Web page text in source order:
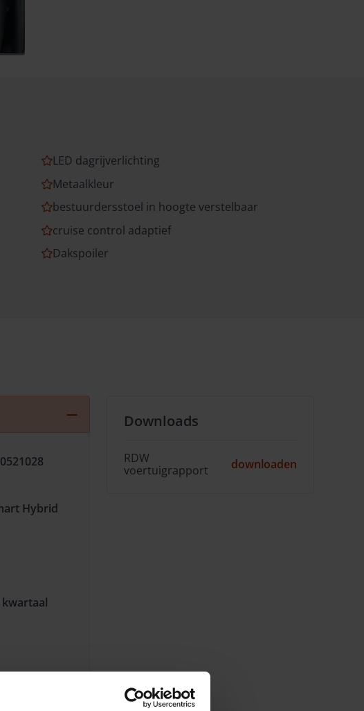
LED dagrijverlichting
Metaalkleur
bestuurdersstoel in hoogte verstelbaar
cruise control adaptief
Dakspoiler
Hybrid
kwartaal
Downloads
RDW
voertuigrapport
downloaden